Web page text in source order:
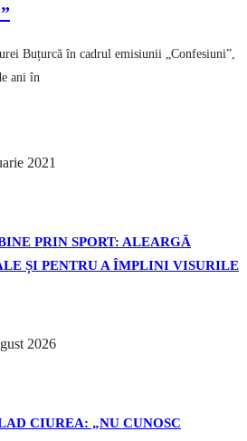
Buțurcă în cadrul emisiunii „Confesiuni”,
ani în
2021
PRIN SPORT: ALEARGĂ
ȘI PENTRU A ÎMPLINI VISURILE
2026
CIUREA: „NU CUNOSC